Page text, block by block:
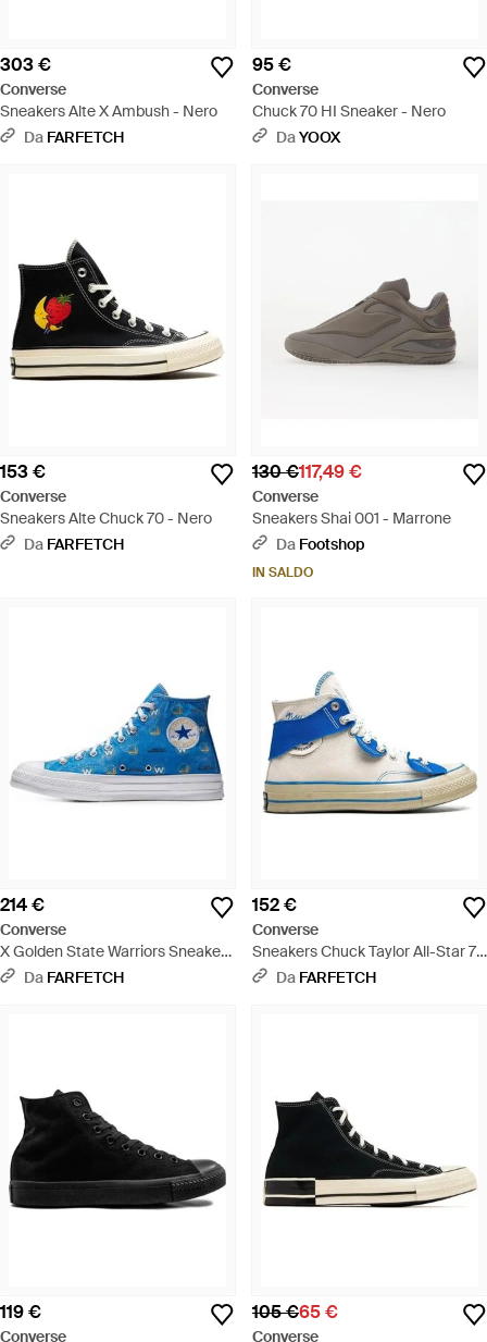
303 €
Converse
Sneakers Alte X Ambush - Nero
Da FARFETCH
95 €
Converse
Chuck 70 HI Sneaker - Nero
DaYOOX
153 €
Converse
Sneakers Alte Chuck 70 - Nero
Da FARFETCH
130 €117,49 €
Converse
Sneakers Shai 001 - Marrone
Da Footshop
IN SALDO
214 €
Converse
X Golden State Warriors Sneakers
Alte Chuck Taylor All Star 70 - Blu
Da FARFETCH
152 €
Converse
Sneakers Chuck Taylor All-Star 70
Hi X Adererror - Blu
Da FARFETCH
119 €
Converse
105 €65 €
Converse